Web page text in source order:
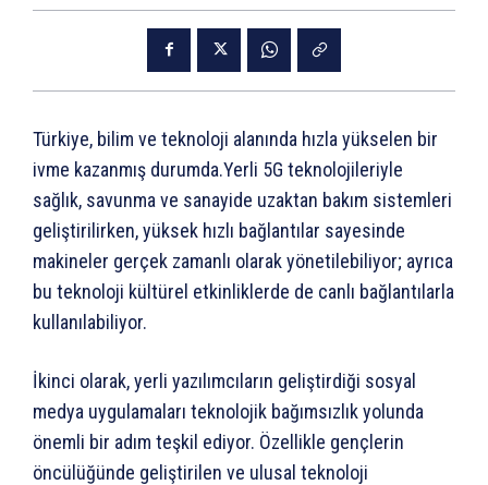
Türkiye, bilim ve teknoloji alanında hızla yükselen bir
ivme kazanmış durumda.Yerli 5G teknolojileriyle
sağlık, savunma ve sanayide uzaktan bakım sistemleri
geliştirilirken, yüksek hızlı bağlantılar sayesinde
makineler gerçek zamanlı olarak yönetilebiliyor; ayrıca
bu teknoloji kültürel etkinliklerde de canlı bağlantılarla
kullanılabiliyor.
İkinci olarak, yerli yazılımcıların geliştirdiği sosyal
medya uygulamaları teknolojik bağımsızlık yolunda
önemli bir adım teşkil ediyor. Özellikle gençlerin
öncülüğünde geliştirilen ve ulusal teknoloji